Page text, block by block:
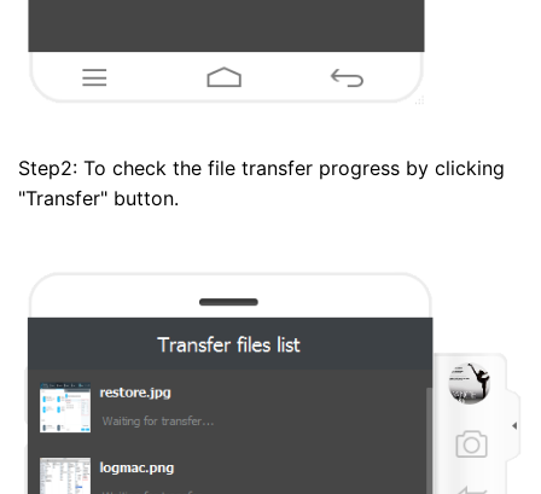
Step2: To check the file transfer progress by clicking
"Transfer" button.